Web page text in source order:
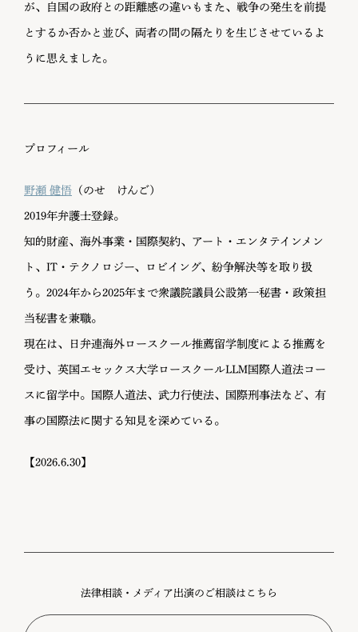
が、自国の政府との距離感の違いもまた、戦争の発生を前提
とするか否かと並び、両者の間の隔たりを生じさせているよ
うに思えました。
プロフィール
野瀬 健悟 （のせ けんご）
2019年弁護士登録。
知的財産、海外事業・国際契約、アート・エンタテインメン
ト、IT・テクノロジー、ロビイング、紛争解決等を取り扱
う。2024年から2025年まで衆議院議員公設第一秘書・政策担
当秘書を兼職。
現在は、日弁連海外ロースクール推薦留学制度による推薦を
受け、英国エセックス大学ロースクールLLM国際人道法コー
スに留学中。国際人道法、武力行使法、国際刑事法など、有
事の国際法に関する知見を深めている。
【2026.6.30】
法律相談・メディア出演のご相談はこちら